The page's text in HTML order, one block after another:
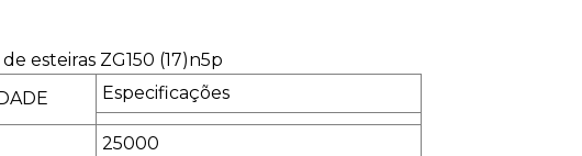
Especificações
25000